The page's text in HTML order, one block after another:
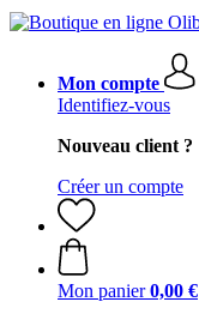
Mon compte
Identifiez-vous
Nouveau client ?
Créer un compte
Mon panier 0,00 €